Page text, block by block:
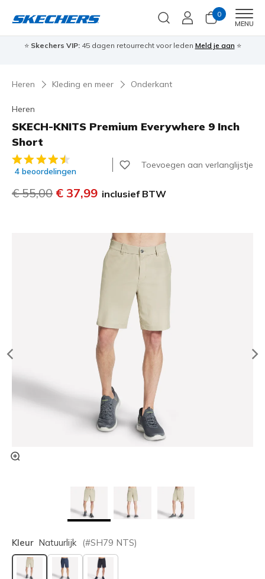
0
MENU
⭐ Skechers VIP:45 dagen retourrecht voor leden Meld je aan ⭐
Heren Kleding en meer Onderkant
Heren
SKECH-KNITS Premium Everywhere 9 Inch
Short
3,8 van de 5 klantbeoordelingen
4 beoordelingen
Toevoegen aan verlanglijstje
Prijs verlaagd van
€ 55,00 naar
€ 37,99 inclusief BTW
Kleur Natuurlijk (#SH79 NTS)